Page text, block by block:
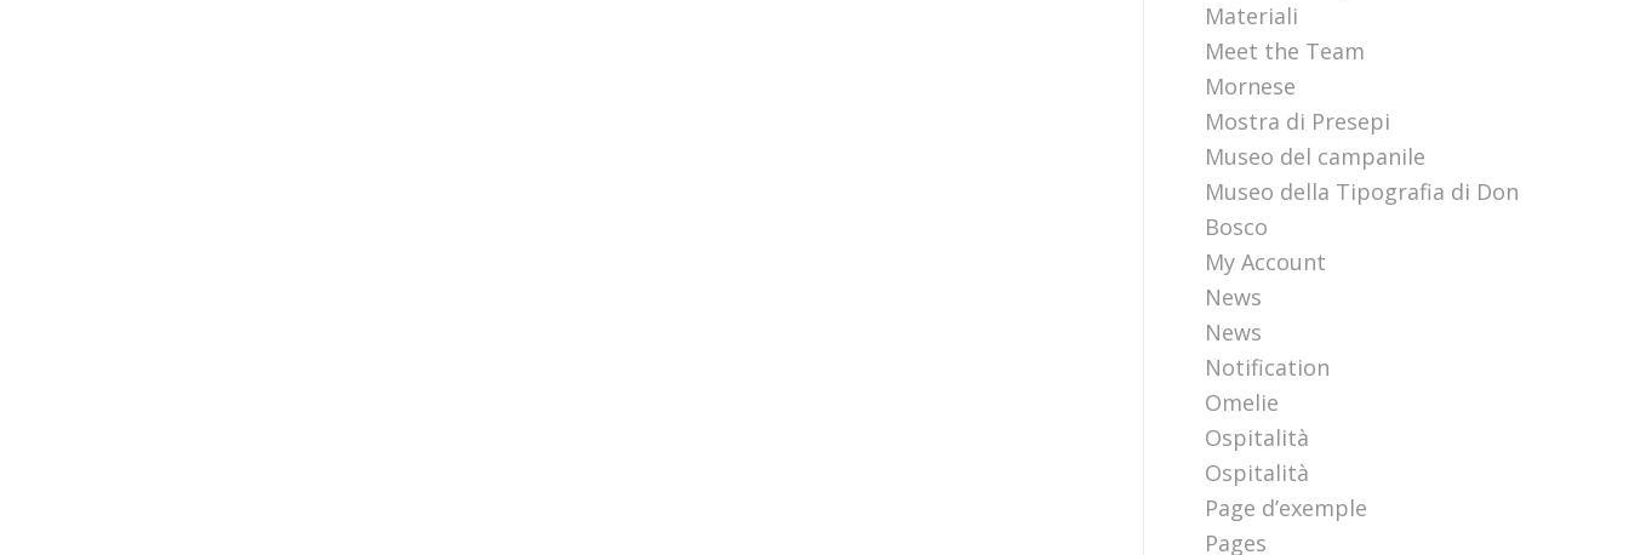
Materiali
Meet the Team
Mornese
Mostra di Presepi
Museo del campanile
Museo della Tipografia di Don
Bosco
My Account
News
News
Notification
Omelie
Ospitalità
Ospitalità
Page d’exemple
Pages